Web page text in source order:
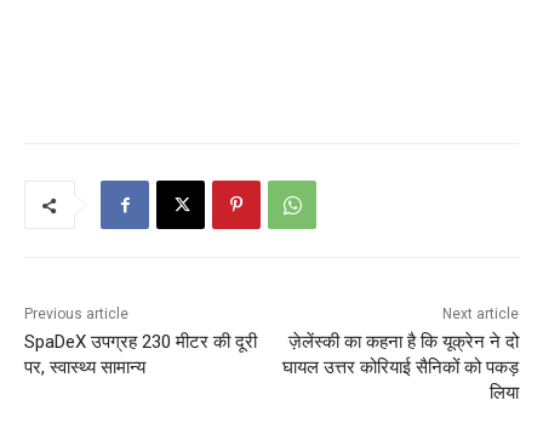
Previous article
SpaDeX उपग्रह 230 मीटर की दूरी
पर, स्वास्थ्य सामान्य
Next article
ज़ेलेंस्की का कहना है कि यूक्रेन ने दो
घायल उत्तर कोरियाई सैनिकों को पकड़
लिया